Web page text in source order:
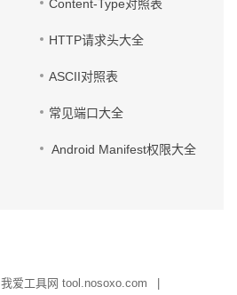
Content-Type对照表
HTTP请求头大全
ASCII对照表
常见端口大全
Android Manifest权限大全
我爱工具网 tool.nosoxo.com